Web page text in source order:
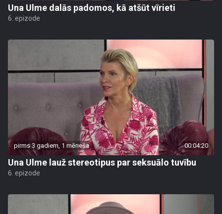
Una Ulme dalās padomos, kā atšūt vīrieti
6. epizode
pirms 3 gadiem, 1 mēneša 00:04:20
Una Ulme lauž stereotipus par seksuālo tuvību
6. epizode